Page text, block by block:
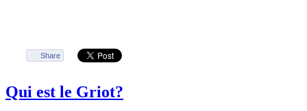
Share
Qui est le Griot?